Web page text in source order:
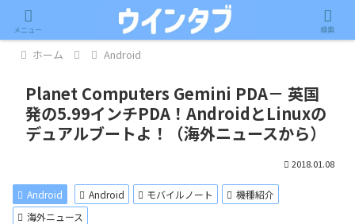
記事内に広告が含まれています。
ホーム Android
Planet Computers Gemini PDA－ 英国
発の5.99インチPDA！AndroidとLinuxの
デュアルブートよ！（海外ニュースから）
2018.01.08
Android Android モバイルノート
機種紹介
海外ニュース
メニュー 検索